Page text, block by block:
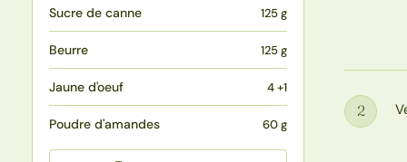
Sucre de canne 125 g
Beurre 125 g
Jaune d'oeuf 4 +1
Poudre d'amandes 60 g Étape
2